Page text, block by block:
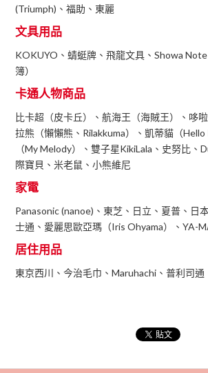
(Triumph)、福助、東麗
文具用品
KOKUYO、蜻蜓牌、飛龍文具、Showa
簿）
卡通人物商品
比卡超（皮卡丘）、航海王（海賊王）、哆
拉熊（懶懶熊、Rilakkuma）、凱蒂貓（
（My Melody）、雙子星KikiLala、史努比、
際寶貝、米老鼠、小熊維尼
家電
Panasonic (nanoe)、東芝、日立、夏普、日
士通、愛麗思歐亞瑪（Iris Ohyama）、YA-
居住用品
東京西川、今治毛巾、Maruhachi、普利司通